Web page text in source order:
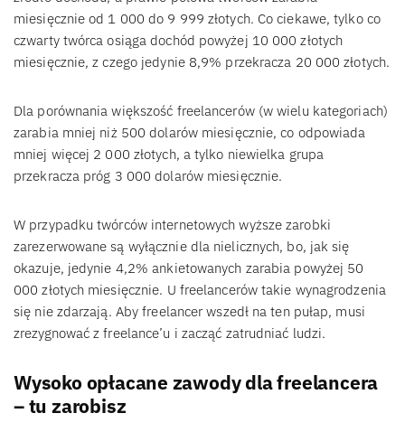
miesięcznie od 1 000 do 9 999 złotych. Co ciekawe, tylko co
czwarty twórca osiąga dochód powyżej 10 000 złotych
miesięcznie, z czego jedynie 8,9% przekracza 20 000 złotych.
Dla porównania większość freelancerów (w wielu kategoriach)
zarabia mniej niż 500 dolarów miesięcznie, co odpowiada
mniej więcej 2 000 złotych, a tylko niewielka grupa
przekracza próg 3 000 dolarów miesięcznie.
W przypadku twórców internetowych wyższe zarobki
zarezerwowane są wyłącznie dla nielicznych, bo, jak się
okazuje, jedynie 4,2% ankietowanych zarabia powyżej 50
000 złotych miesięcznie. U freelancerów takie wynagrodzenia
się nie zdarzają. Aby freelancer wszedł na ten pułap, musi
zrezygnować z freelance’u i zacząć zatrudniać ludzi.
Wysoko opłacane zawody dla freelancera
– tu zarobisz